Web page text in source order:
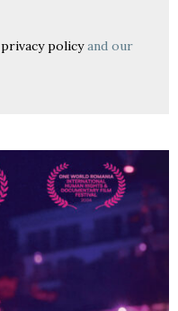
privacy policyand our